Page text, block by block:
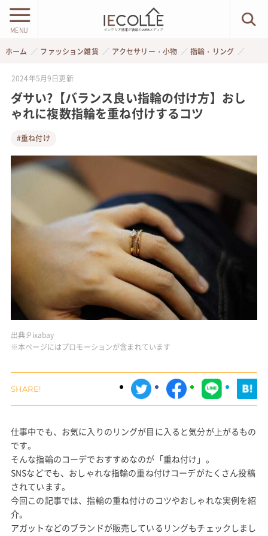
MENU
ホーム ファッション雑貨 アクセサリー・小物 指輪・リング
2024年5月9日更新
ダサい?【バランス良い指輪の付け方】おし
ゃれに複数指輪を重ね付けするコツ
#重ね付け
出典:Pixabay
※本ページにはプロモーションが含まれています
仕事中でも、お気に入りのリングが目に入ると気分が上がるもの
です。
そんな指輪のコーデでおすすめなのが「重ね付け」。
SNSなどでも、おしゃれな指輪の重ね付けコーデがたくさん投稿
されています。
今回この記事では、指輪の重ね付けのコツやおしゃれな実例を紹
介。
アガットなどのブランドが販売しているリングもチェックしまし